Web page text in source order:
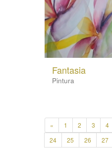
Fantasia
Pintura
« 1 2 3 4
24
25 26 27